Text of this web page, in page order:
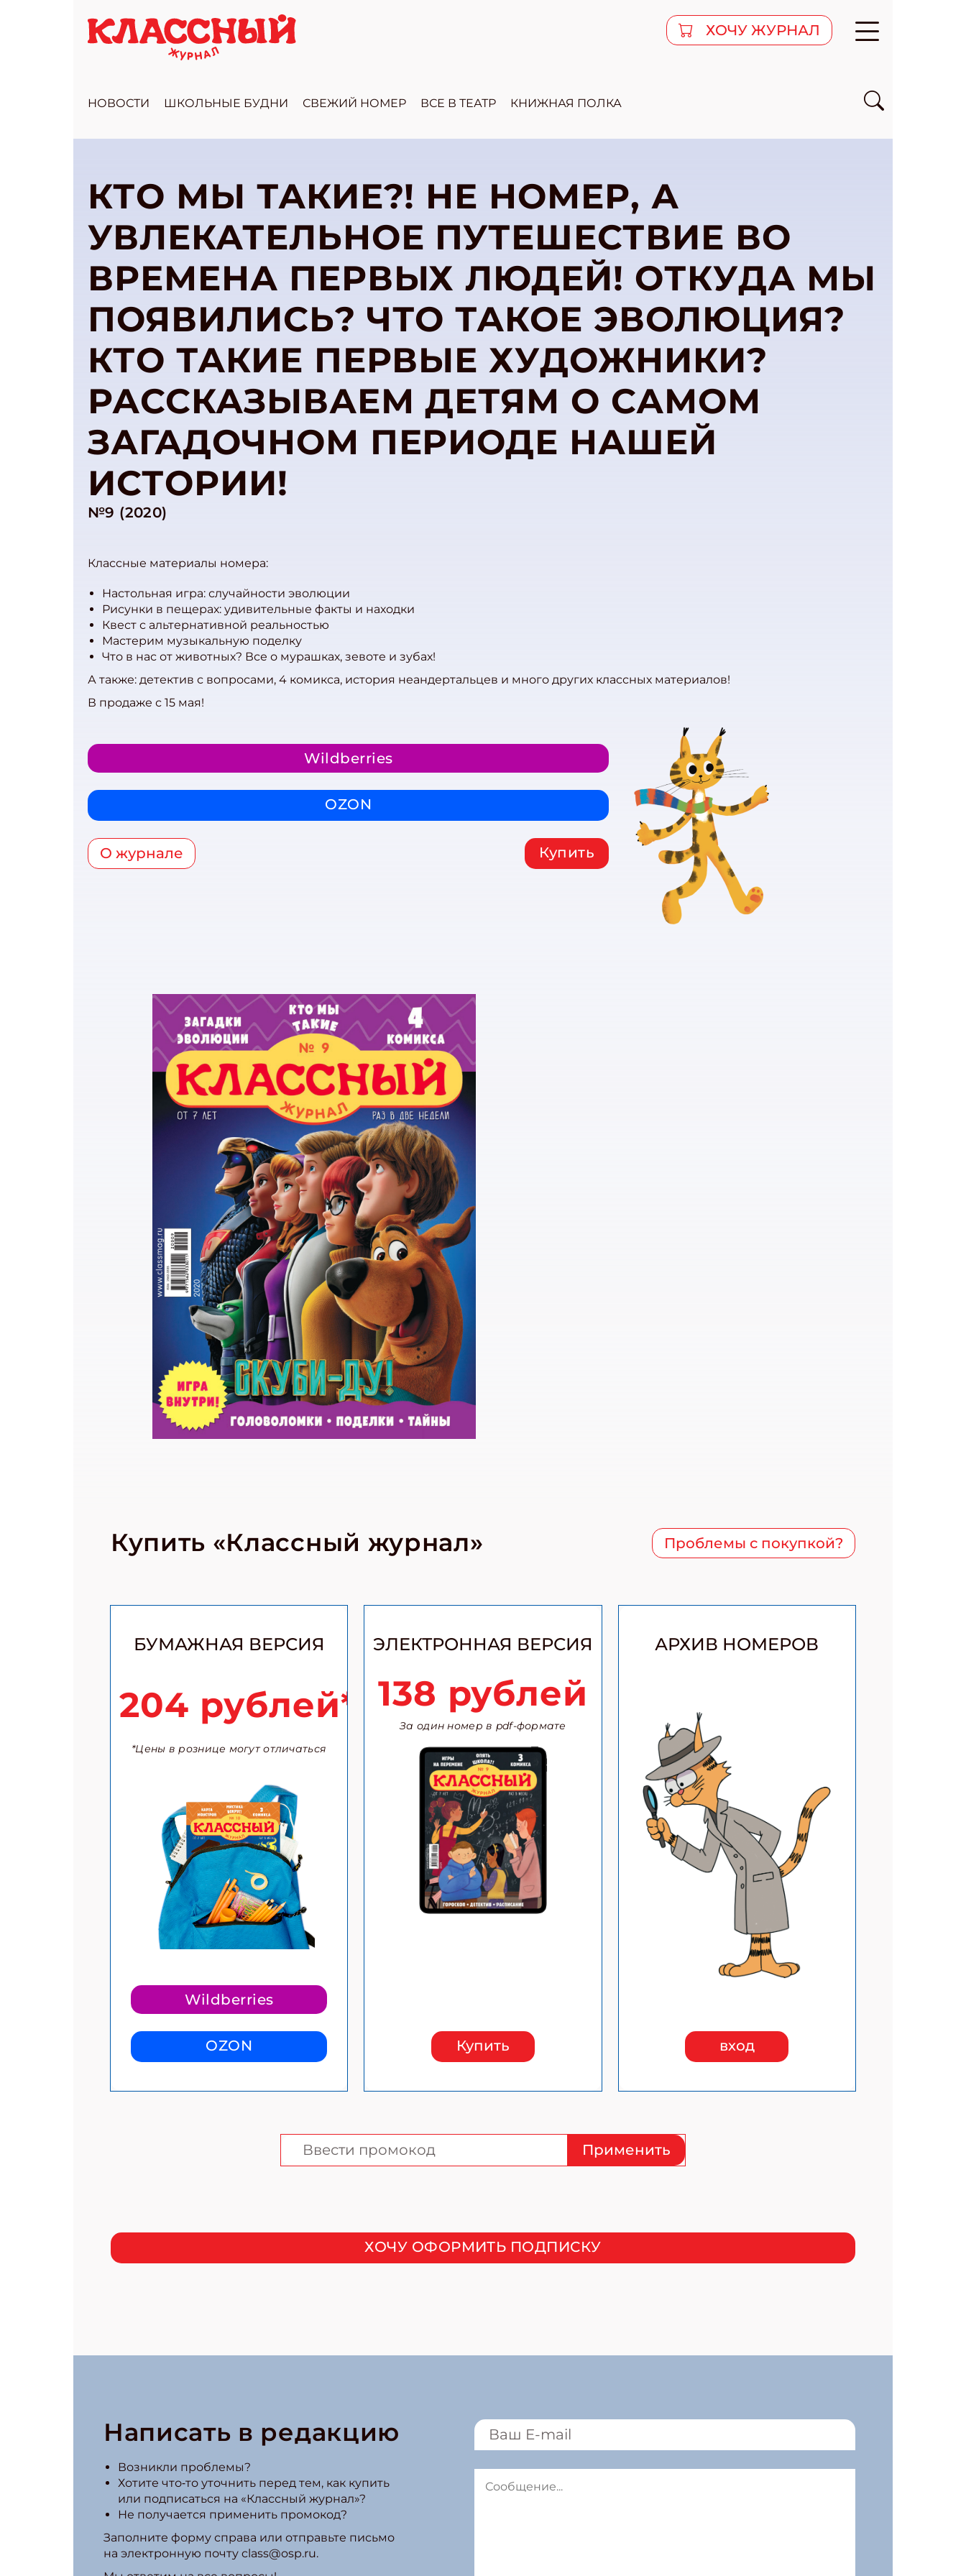
ХОЧУ ЖУРНАЛ
НОВОСТИ ШКОЛЬНЫЕ БУДНИ СВЕЖИЙ НОМЕР ВСЕ В ТЕАТР КНИЖНАЯ ПОЛКА
КТО МЫ ТАКИЕ?! НЕ НОМЕР, А
УВЛЕКАТЕЛЬНОЕ ПУТЕШЕСТВИЕ ВО
ВРЕМЕНА ПЕРВЫХ ЛЮДЕЙ! ОТКУДА МЫ
ПОЯВИЛИСЬ? ЧТО ТАКОЕ ЭВОЛЮЦИЯ?
КТО ТАКИЕ ПЕРВЫЕ ХУДОЖНИКИ?
РАССКАЗЫВАЕМ ДЕТЯМ О САМОМ
ЗАГАДОЧНОМ ПЕРИОДЕ НАШЕЙ
ИСТОРИИ!
№9 (2020)
Классные материалы номера:
Настольная игра: случайности эволюции
Рисунки в пещерах: удивительные факты и находки
Квест с альтернативной реальностью
Мастерим музыкальную поделку
Что в нас от животных? Все о мурашках, зевоте и зубах!
А также: детектив с вопросами, 4 комикса, история неандертальцев и много других классных материалов!
В продаже с 15 мая!
Wildberries
OZON
О журнале Купить
Купить «Классный журнал» Проблемы с покупкой?
БУМАЖНАЯ ВЕРСИЯ
204 рублей*
*Цены в рознице могут отличаться
Wildberries
OZON
ЭЛЕКТРОННАЯ ВЕРСИЯ
138 рублей
За один номер в pdf-формате
Купить
АРХИВ НОМЕРОВ
вход
Применить
ХОЧУ ОФОРМИТЬ ПОДПИСКУ
Написать в редакцию
Возникли проблемы?
Хотите что‑то уточнить перед тем, как купить
или подписаться на «Классный журнал»?
Не получается применить промокод?
Заполните форму справа или отправьте письмо
на электронную почту class@osp.ru.